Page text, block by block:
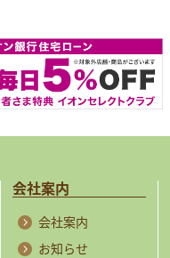
会社案内
会社案内
お知らせ